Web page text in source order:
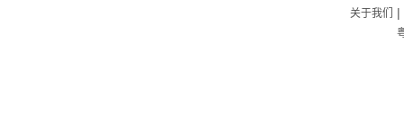
关于我们 |